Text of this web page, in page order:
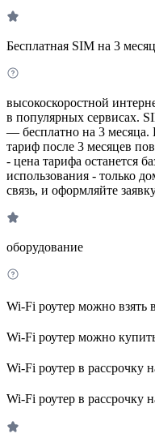
Бесплатная SIM на 3
высокоскоростной
в популярных сервисах.
— бесплатно на 3 месяца.
тариф после 3 месяцев
- цена тарифа останется
использования - только
связь, и оформляйте
оборудование
Wi-Fi роутер можно взять
Wi-Fi роутер можно
Wi-Fi роутер в рассрочку
Wi-Fi роутер в рассрочку